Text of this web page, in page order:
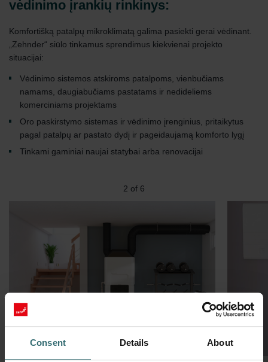
Consent Details About
vėdinimo įrankių rinkinys:
Komfortišką patalpų mikroklimatą galima pasiekti gerai vėdinant.
„Zehnder“ siūlo tinkamus sprendimus kiekvienai projekto
situacijai:
Vėdinimo sistemos atskiroms patalpoms, vienbučiams
namams, daugiabučiams pastatams ir nedideliems
komerciniams projektams
Oro paskirstymo sistemas ir vėdinimo įrenginius, pritaikytus
pagal patalpų ar pastato dydį ir pageidaujamą komforto lygį
Tinkami gaminiai naujai statybai arba renovacijai
2 of 6